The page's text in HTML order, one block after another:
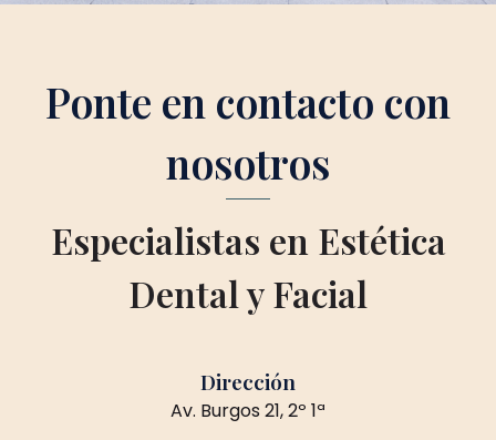
Ponte en contacto con
nosotros
Especialistas en Estética
Dental y Facial
Dirección
Av. Burgos 21, 2º 1ª